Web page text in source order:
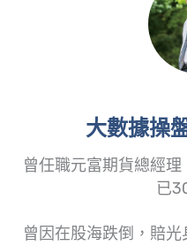
大數據操
曾任職元富期貨總經
已
曾因在股海跌倒，賠